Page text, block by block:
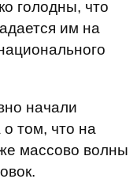
голодны, что
им на
начали
том, что на
массово волны